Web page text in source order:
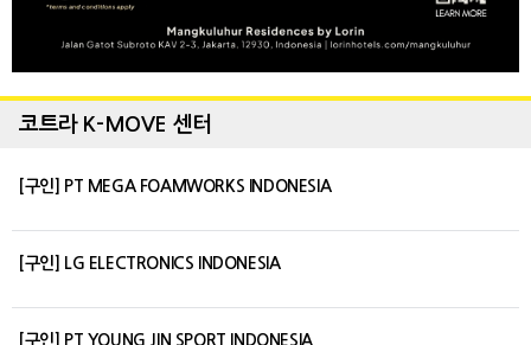
코트라 K-MOVE 센터
[구인] PT MEGA FOAMWORKS INDONESIA
[구인] LG ELECTRONICS INDONESIA
[구인] PT YOUNG JIN SPORT INDONESIA